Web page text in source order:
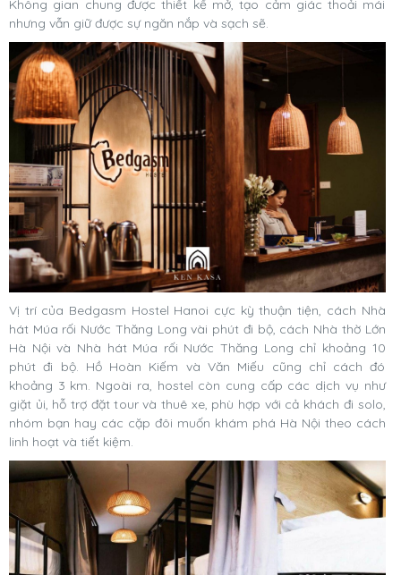
Không gian chung được thiết kế mở, tạo cảm giác thoải mái
nhưng vẫn giữ được sự ngăn nắp và sạch sẽ.
Vị trí của Bedgasm Hostel Hanoi cực kỳ thuận tiện, cách Nhà
hát Múa rối Nước Thăng Long vài phút đi bộ, cách Nhà thờ Lớn
Hà Nội và Nhà hát Múa rối Nước Thăng Long chỉ khoảng 10
phút đi bộ. Hồ Hoàn Kiếm và Văn Miếu cũng chỉ cách đó
khoảng 3 km. Ngoài ra, hostel còn cung cấp các dịch vụ như
giặt ủi, hỗ trợ đặt tour và thuê xe, phù hợp với cả khách đi solo,
nhóm bạn hay các cặp đôi muốn khám phá Hà Nội theo cách
linh hoạt và tiết kiệm.